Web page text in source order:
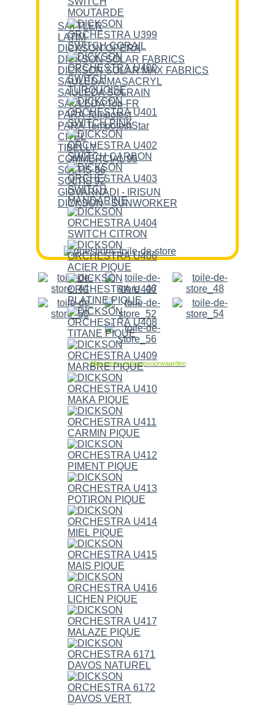
SATTLER
LATIM
DICKSON OPERA
DICKSON SOLAR FABRICS
DICKSON SOLAR MAX FABRICS
SAULEDA MASACRYL
SAULEDA SOLRAIN
SAULEDA Top-FR
PARA Tempotest
PARA TempotestStar
CITEL
TIBELLY
COMMERCIAL 95
SOLTIS 86
SOLTIS 92
GIOVARNADI - IRISUN
DICKSON - SUNWORKER
Allgemene verkoopvoorwaarden